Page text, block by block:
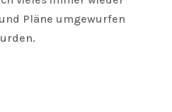
Pläne umgewurfen